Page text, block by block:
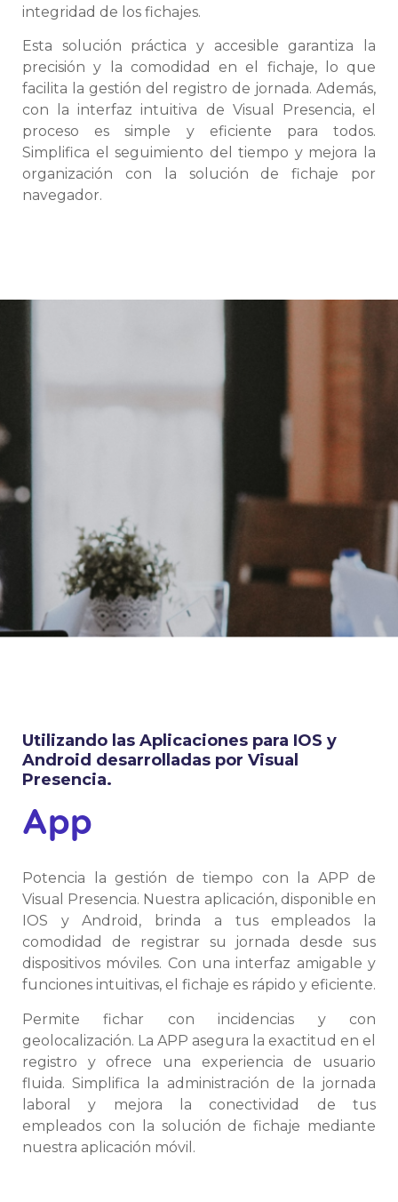
integridad de los fichajes.
Esta solución práctica y accesible garantiza la
precisión y la comodidad en el fichaje, lo que
facilita la gestión del registro de jornada. Además,
con la interfaz intuitiva de Visual Presencia, el
proceso es simple y eficiente para todos.
Simplifica el seguimiento del tiempo y mejora la
organización con la solución de fichaje por
navegador.
Utilizando las Aplicaciones para IOS y
Android desarrolladas por Visual
Presencia.
App
Potencia la gestión de tiempo con la APP de
Visual Presencia. Nuestra aplicación, disponible en
IOS y Android, brinda a tus empleados la
comodidad de registrar su jornada desde sus
dispositivos móviles. Con una interfaz amigable y
funciones intuitivas, el fichaje es rápido y eficiente.
Permite fichar con incidencias y con
geolocalización. La APP asegura la exactitud en el
registro y ofrece una experiencia de usuario
fluida. Simplifica la administración de la jornada
laboral y mejora la conectividad de tus
empleados con la solución de fichaje mediante
nuestra aplicación móvil.